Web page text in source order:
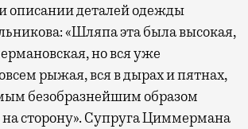
описании деталей одежды
«Шляпа эта была высокая,
но вся уже
рыжая, вся в дырах и пятнах,
безобразнейшим образом
сторону». Супруга Циммермана